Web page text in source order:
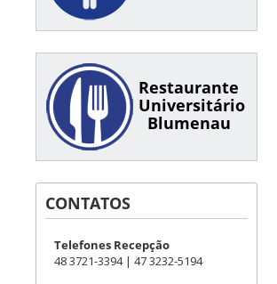
Restaurante
Universitário
Blumenau
CONTATOS
Telefones Recepção
48 3721-3394 | 47 3232-5194